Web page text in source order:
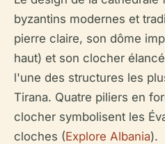
byzantins modernes et
pierre claire, son dôme
haut) et son clocher
l'une des structures les
Tirana. Quatre piliers en
clocher symbolisent les
cloches (Explore Albania).